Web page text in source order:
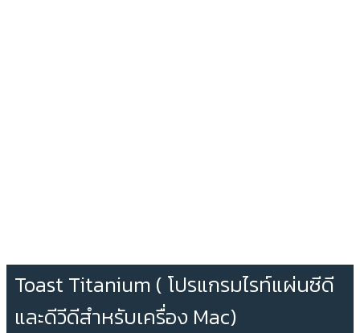
Toast Titanium ( โปรแกรมไรท์แผ่นซีดี
และดีวีดีสำหรับเครื่อง Mac)